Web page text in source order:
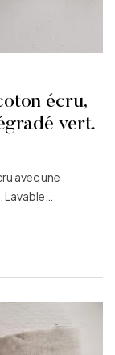
écru,
vert.
avec une